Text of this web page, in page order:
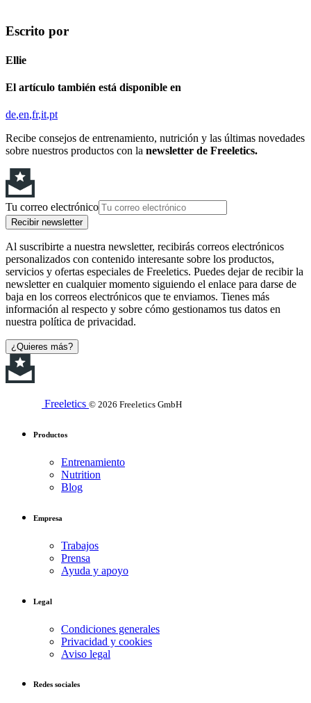
Escrito por
Ellie
El artículo también está disponible en
de en fr it pt
Recibe consejos de entrenamiento, nutrición y las últimas novedades
sobre nuestros productos con la newsletter de Freeletics.
Tu correo electrónico
Recibir newsletter
Al suscribirte a nuestra newsletter, recibirás correos electrónicos
personalizados con contenido interesante sobre los productos,
servicios y ofertas especiales de Freeletics. Puedes dejar de recibir la
newsletter en cualquier momento siguiendo el enlace para darse de
baja en los correos electrónicos que te enviamos. Tienes más
información al respecto y sobre cómo gestionamos tus datos en
nuestra política de privacidad.
¿Quieres más?
Freeletics © 2026 Freeletics GmbH
Productos
Entrenamiento
Nutrition
Blog
Empresa
Trabajos
Prensa
Ayuda y apoyo
Legal
Condiciones generales
Privacidad y cookies
Aviso legal
Redes sociales